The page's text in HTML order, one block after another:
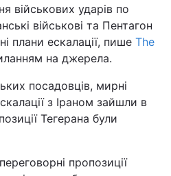
військових ударів по
військові та Пентагон
плани ескалації, пише The
на джерела.
посадовців, мирні
з Іраном зайшли в
Тегерана були
пропозиції